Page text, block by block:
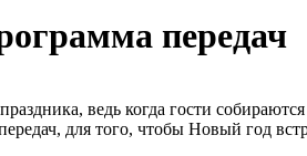
передач
ведь когда гости
для того, чтобы Новый год